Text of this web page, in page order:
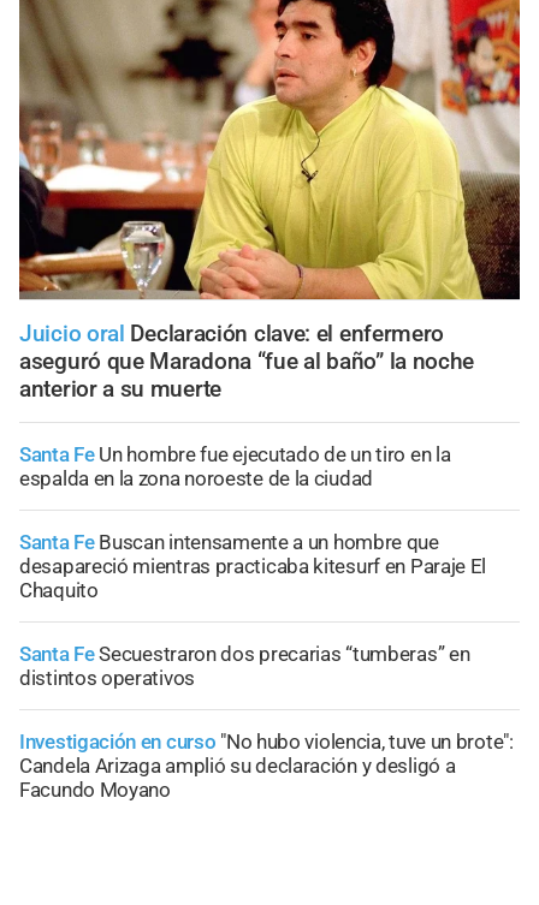
Juicio oral Declaración clave: el enfermero
aseguró que Maradona “fue al baño” la noche
anterior a su muerte
Santa Fe Un hombre fue ejecutado de un tiro en la
espalda en la zona noroeste de la ciudad
Santa Fe Buscan intensamente a un hombre que
desapareció mientras practicaba kitesurf en Paraje El
Chaquito
Santa FeSecuestraron dos precarias “tumberas” en
distintos operativos
Investigación en curso "No hubo violencia, tuve un brote":
Candela Arizaga amplió su declaración y desligó a
Facundo Moyano